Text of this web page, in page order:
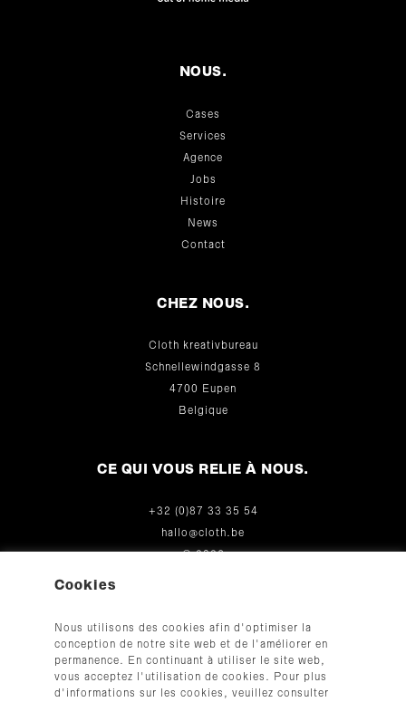
NOUS.
Cases
Services
Agence
Jobs
Histoire
News
Contact
CHEZ NOUS.
Cloth kreativbureau
Schnellewindgasse 8
4700 Eupen
Belgique
CE QUI VOUS RELIE À NOUS.
+32 (0)87 33 35 54
hallo@cloth.be
© 2026
Cookies
Nous utilisons des cookies afin d'optimiser la
conception de notre site web et de l'améliorer en
permanence. En continuant à utiliser le site web,
vous acceptez l'utilisation de cookies. Pour plus
d'informations sur les cookies, veuillez consulter